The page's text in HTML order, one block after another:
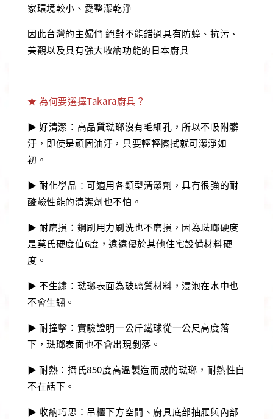
家環境較小、愛整潔乾淨
因此台灣的主婦們 絕對不能錯過具有防蟑、抗污、
美觀以及具有強大收納功能的日本廚具
★ 為何要選擇Takara廚具？
▶ 好清潔：高品質琺瑯沒有毛細孔，所以不吸附髒
汙，即使是頑固油汙，只要輕輕擦拭就可潔淨如
初。
▶ 耐化學品：可適用各類型清潔劑，具有很強的耐
酸鹼性能的清潔劑也不怕。
▶ 耐磨損：鋼刷用力刷洗也不磨損，因為琺瑯硬度
是莫氏硬度值6度，遠遠優於其他住宅設備材料硬
度。
▶ 不生鏽：琺瑯表面為玻璃質材料，浸泡在水中也
不會生鏽。
▶ 耐撞擊：實驗證明一公斤鐵球從一公尺高度落
下，琺瑯表面也不會出現剝落。
▶ 耐熱：攝氏850度高溫製造而成的琺瑯，耐熱性自
不在話下。
▶ 收納巧思：吊櫃下方空間、廚具底部抽屜與內部